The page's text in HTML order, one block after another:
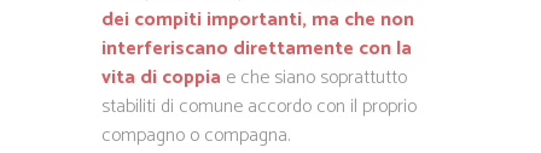
dei compiti importanti, ma che non
interferiscano direttamente con la
vita di coppia e che siano soprattutto
stabiliti di comune accordo con il proprio
compagno o compagna.